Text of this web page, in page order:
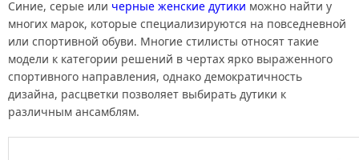
Синие, серые или черные женские дутики можно найти у
многих марок, которые специализируются на повседневной
или спортивной обуви. Многие стилисты относят такие
модели к категории решений в чертах ярко выраженного
спортивного направления, однако демократичность
дизайна, расцветки позволяет выбирать дутики к
различным ансамблям.